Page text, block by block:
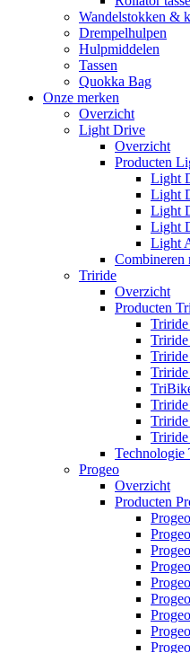
Wandelstokken &
Drempelhulpen
Hulpmiddelen
Tassen
Quokka Bag
Onze merken
Overzicht
Light Drive
Overzicht
Producten
Light
Light
Light
Light
Light
Combineren
Triride
Overzicht
Producten
Technologie
Progeo
Overzicht
Producten